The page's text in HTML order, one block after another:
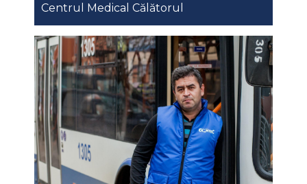
Centrul Medical Călătorul